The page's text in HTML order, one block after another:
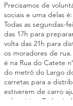
Precisamos de
sociais e uma delas é:
Todas as segundas-
das 17h para
volta das 21h para
os moradores de
é na Rua do Catete
do metrô do Largo
carretas para a
estiverem de carro
voluntários. Toda